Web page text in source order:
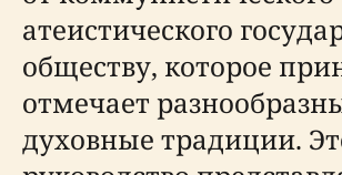
атеистического
обществу, которое
отмечает
духовные традиции.